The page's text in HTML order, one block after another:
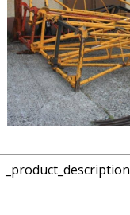
_product_description